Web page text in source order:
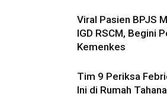
Viral Pasien BPJS
IGD RSCM, Begini
Kemenkes
Tim 9 Periksa
Ini di Rumah